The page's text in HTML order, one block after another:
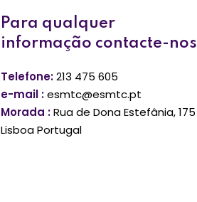
Para qualquer
informação contacte-nos
Telefone:213 475 605
e-mail :esmtc@esmtc.pt
Morada :Rua de Dona Estefânia, 175
Lisboa Portugal